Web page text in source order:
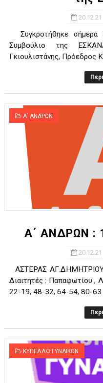
20.12.21
Συγκροτήθηκε
Συμβούλιο της
Γκιουλιστάνης, Πρόεδρος
Α΄ ΑΝΔΡΩΝ
Α΄ ΑΝΔΡΩΝ :
20.12.21
AΣTEPAΣ
Διαιτητές : Παπαφωτίου ,
22-19, 48-32, 64-54, 80-63
ΚΥΠΕΛΛΟ ΓΥΝΑΙΚΩΝ